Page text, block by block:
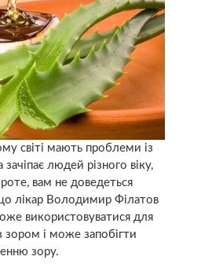
світі мають проблеми із
людей різного віку,
вам не доведеться
лікар Володимир Філатов
використовуватися для
зором і може запобігти
зору.